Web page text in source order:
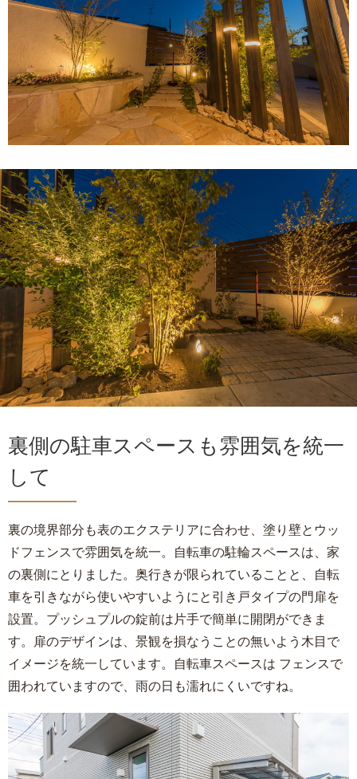
裏側の駐車スペースも雰囲気を統一
して
裏の境界部分も表のエクステリアに合わせ、塗り壁とウッ
ドフェンスで雰囲気を統一。自転車の駐輪スペースは、家
の裏側にとりました。奥行きが限られていることと、自転
車を引きながら使いやすいようにと引き戸タイプの門扉を
設置。プッシュプルの錠前は片手で簡単に開閉ができま
す。扉のデザインは、景観を損なうことの無いよう木目で
イメージを統一しています。自転車スペースは フェンスで
囲われていますので、雨の日も濡れにくいですね。